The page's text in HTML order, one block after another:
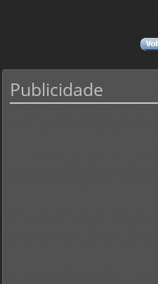
Publicidade